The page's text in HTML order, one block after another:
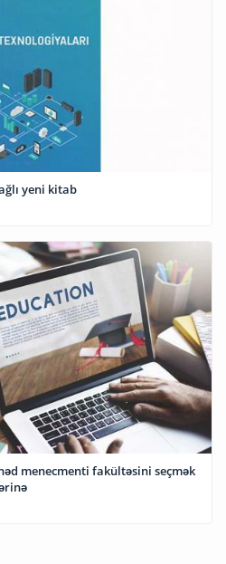
yeni kitab
menecmenti fakültəsini seçmək